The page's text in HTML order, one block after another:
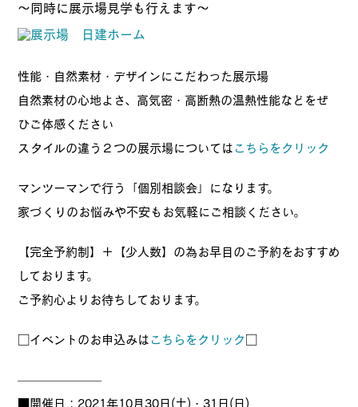
～同時に展示場見学も行えます～
性能・自然素材・デザインにこだわった展示場
自然素材の心地よさ、高気密・高断熱の温熱性能などをぜ
ひご体感ください
スタイルの違う２つの展示場については こちらをクリック
マンツーマンで行う「個別相談会」になります。
家づくりのお悩みや不安もお気軽にご相談ください。
【完全予約制】＋【少人数】の為お早目のご予約をおすすめ
しております。
ご予約心よりお待ちしております。
□イベントのお申込みは こちらをクリック □
———————
■開催日：2021年10月30日(土)・31日(日)